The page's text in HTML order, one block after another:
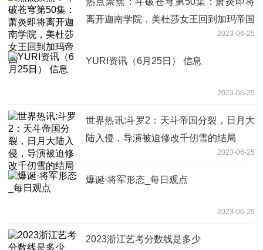
离开迦南学院，美杜莎女王回到加玛帝国
2023-06-25
YURI资讯（6月25日） 信息
2023-06-25
世界热讯:斗罗2：天斗帝国分裂，日月大
陆入侵，导演被迫修改千仞雪的结局
2023-06-25
爆诞·将军形态_每日观点
2023-06-25
2023浙江艺考分数线是多少